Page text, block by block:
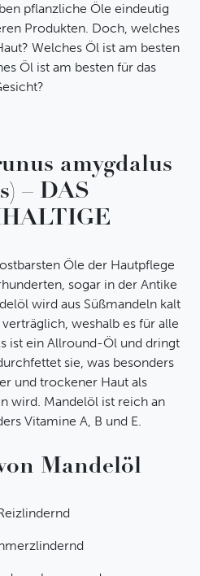
pflanzliche Öle eindeutig
Produkten. Doch, welches
Welches Öl ist am besten
Öl ist am besten für das
amygdalus
– DAS
Öle der Hautpflege
sogar in der Antike
wird aus Süßmandeln kalt
weshalb es für alle
ist ein Allround-Öl und dringt
sie, was besonders
und trockener Haut als
wird. Mandelöl ist reich an
Vitamine A, B und E.
Mandelöl
für unseren
einen
für Ihrer
an.